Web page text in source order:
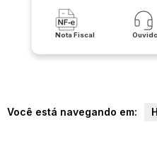
Nota Fiscal
Você está navegando em: